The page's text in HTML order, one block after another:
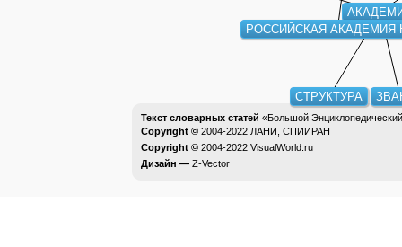
РОССИЙСКАЯ АКАДЕМИЯ
СТРУКТУРА
Текст словарных статей «Большой
Copyright © 2004-2022 ЛАНИ, СПИИРАН
Copyright © 2004-2022 VisualWorld.ru
Дизайн — Z-Vector